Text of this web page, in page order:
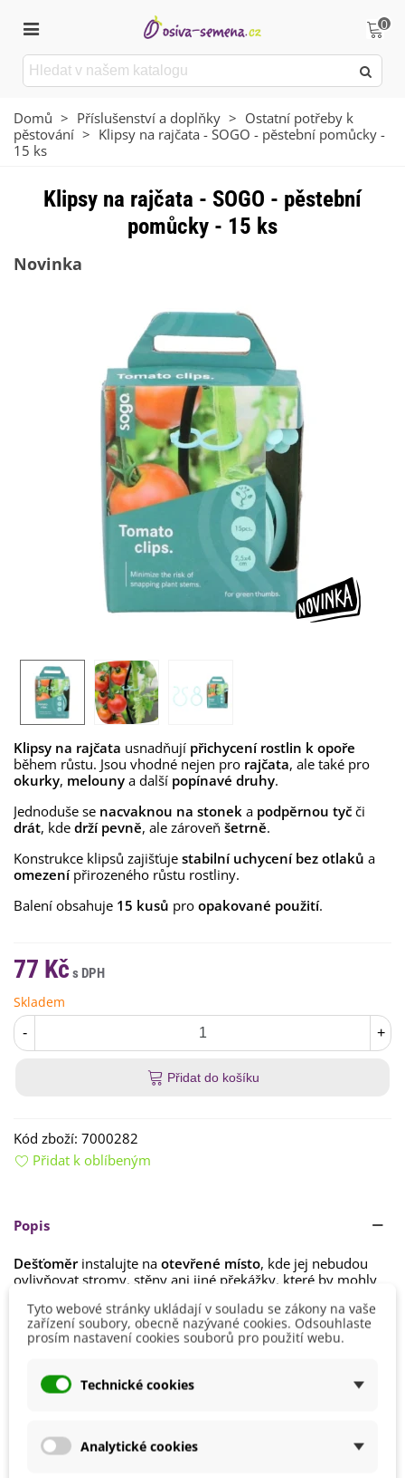
0
Domů > Příslušenství a doplňky > Ostatní potřeby k
pěstování > Klipsy na rajčata - SOGO - pěstební pomůcky -
15 ks
Klipsy na rajčata - SOGO - pěstební
pomůcky - 15 ks
Novinka
Klipsy na rajčata usnadňují přichycení rostlin k opoře
během růstu. Jsou vhodné nejen pro rajčata, ale také pro
okurky, melouny a další popínavé druhy.
Jednoduše se nacvaknou na stonek a podpěrnou tyč či
drát, kde drží pevně, ale zároveň šetrně.
Konstrukce klipsů zajišťuje stabilní uchycení bez otlaků a
omezenípřirozeného růstu rostliny.
Balení obsahuje 15 kusů pro opakované použití.
77 Kč
Skladem
- +
Přidat do košíku
Kód zboží: 7000282
Přidat k oblíbeným
Popis
Dešťoměrinstalujte na otevřené místo, kde jej nebudou
ovlivňovat stromy, stěny ani jiné překážky, které by mohly
tak, aby nádoba bylastabilníave svislé poloze.
Po skončení deštěodečtěte množství vody na stupnici v
m²). Následně
obsah vylijte
držáku.
na suché místo, aby nedošlo k jejímu poškození.
Číst více
ean138016604200434
Tyto webové stránky ukládají v souladu se zákony na vaše
zařízení soubory, obecně nazývané cookies. Odsouhlaste
prosím nastavení cookies souborů pro použití webu.
Technické cookies
Analytické cookies